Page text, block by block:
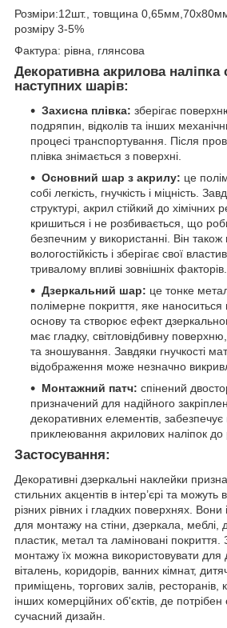
Розміри:12шт., товщина
розміру 3-5%
Фактура: рівна, глянсова
Декоративна акрилова наліпка
наступних шарів:
Захисна плівка: зберігає
подряпин, відколів та інших
процесі транспортування. Після
плівка знімається з поверхні.
Основний шар з акрилу: це
собі легкість, гнучкість і міцність.
структурі, акрил стійкий до хімічних
кришиться і не розбивається, що
безпечним у використанні. Він також
вологостійкість і зберігає свої
тривалому впливі зовнішніх факторів.
Дзеркальний шар: це тонке
полімерне покриття, яке наноситься
основу та створює ефект
має гладку, світловідбивну
та зношування. Завдяки гнучкості
відображення може незначно
Монтажний патч: спінений
призначений для надійного
декоративних елементів,
приклеювання акрилових наліпок до
Застосування:
Декоративні дзеркальні наклейки
стильних акцентів в інтер’єрі та можуть
різних рівних і гладких поверхнях. Вони
для монтажу на стіни, дзеркала, меблі,
пластик, метал та ламіновані покриття.
монтажу їх можна використовувати для
віталень, коридорів, ванних кімнат,
приміщень, торгових залів, ресторанів,
інших комерційних об'єктів, де потрібен
сучасний дизайн.